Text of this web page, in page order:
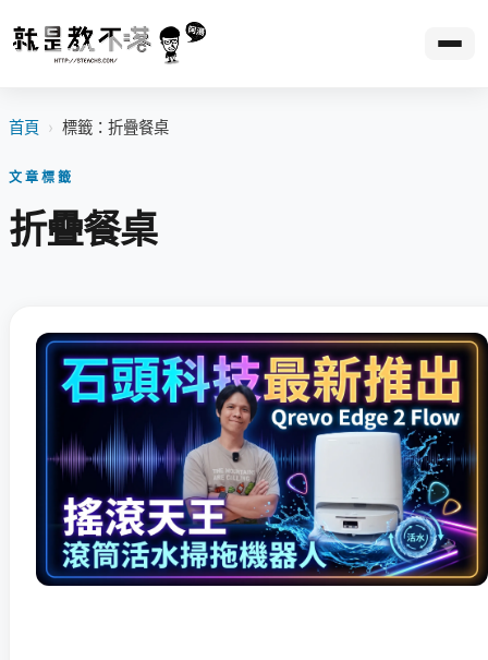
首頁 › 標籤：折疊餐桌
文章標籤
折疊餐桌